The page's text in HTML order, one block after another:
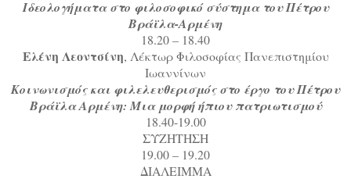
Ιδεολογήματα στο φιλοσοφικό σύστημα του Πέτρου
Βράϊλα-Αρμένη
18.20 – 18.40
Ελένη Λεοντσίνη, Λέκτωρ Φιλοσοφίας Πανεπιστημίου
Ιωαννίνων
Κοινωνισμός και φιλελευθερισμός στο έργο του Πέτρου
Βράϊλα Αρμένη: Μια μορφή ήπιου πατριωτισμού
18.40-19.00
ΣΥΖΗΤΗΣΗ
19.00 – 19.20
ΔΙΑΛΕΙΜΜΑ